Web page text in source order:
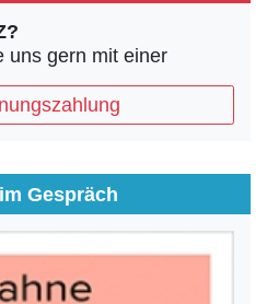
uns gern mit einer
Gespräch